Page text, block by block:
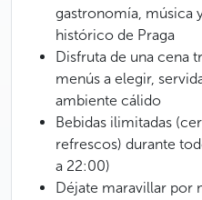
gastronomía, música
histórico de Praga
Disfruta de una cena
menús a elegir,
ambiente cálido
Bebidas ilimitadas
refrescos) durante
a 22:00)
Déjate maravillar por